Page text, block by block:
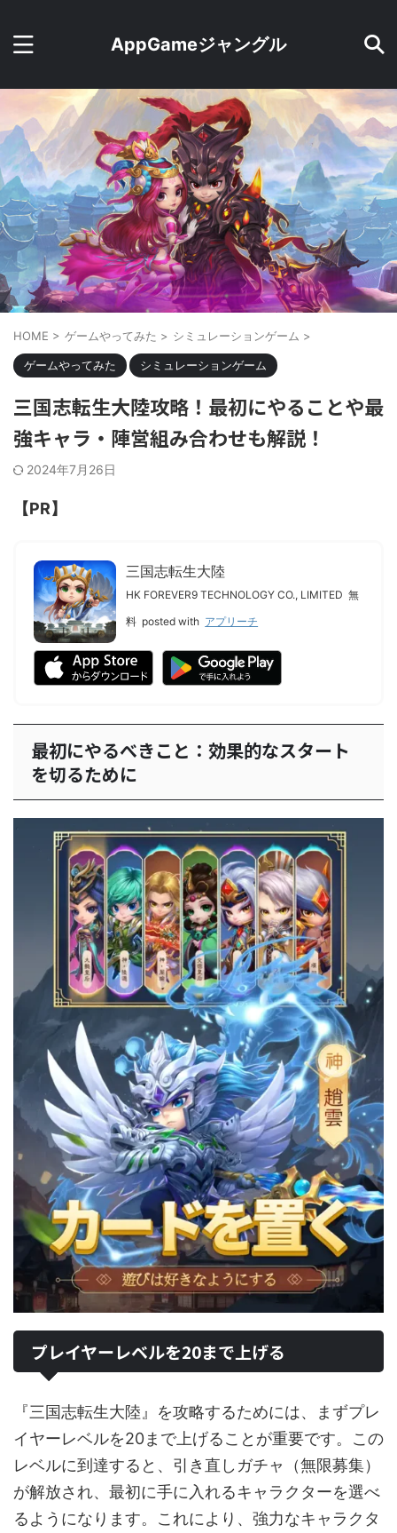
AppGameジャングル
HOME > ゲームやってみた > シミュレーションゲーム >
ゲームやってみた シミュレーションゲーム
三国志転生大陸攻略！最初にやることや最
強キャラ・陣営組み合わせも解説！
2024年7月26日
【PR】
三国志転生大陸
HK FOREVER9 TECHNOLOGY CO., LIMITED 無
料 posted with アプリーチ
最初にやるべきこと：効果的なスタート
を切るために
プレイヤーレベルを20まで上げる
『三国志転生大陸』を攻略するためには、まずプレ
イヤーレベルを20まで上げることが重要です。この
レベルに到達すると、引き直しガチャ（無限募集）
が解放され、最初に手に入れるキャラクターを選べ
るようになります。これにより、強力なキャラクタ